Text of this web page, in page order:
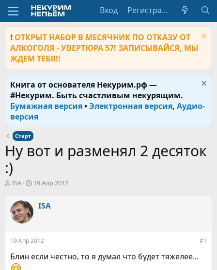
Вход Регистрация
❗ ОТКРЫТ НАБОР В МЕСЯЧНИК ПО ОТКАЗУ ОТ
АЛКОГОЛЯ - УВЕРТЮРА 57! ЗАПИСЫВАЙСЯ, МЫ
ЖДЕМ ТЕБЯ!!
Книга от основателя Некурим.рф —
#Некурим. Быть счастливым некурящим.
Бумажная версия•Электронная версия, Аудио-
версия
Старт
Ну вот и разменял 2 десяток
:)
А
о
р
м
ы
ISA
Д
а
н
а
а
19 Апр 2012
ISA
19 Апр 2012 #1
Блин если честно, то я думал что будет тяжелее...